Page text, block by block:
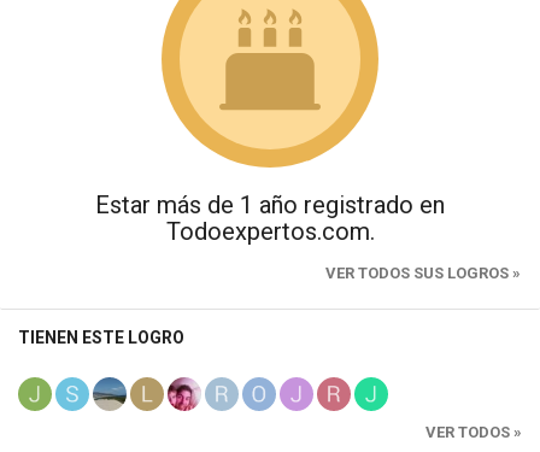
Estar más de 1 año registrado en
Todoexpertos.com.
VER TODOS SUS LOGROS »
TIENEN ESTE LOGRO
VER TODOS »